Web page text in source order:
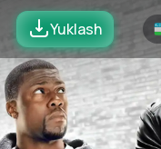
Yuklash